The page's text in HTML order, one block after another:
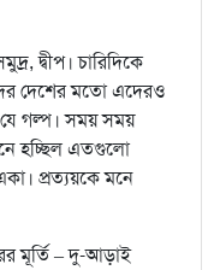
দ্বীপ। চারিদিকে
দেশের মতো এদেরও
গল্প। সময় সময়
হচ্ছিল এতগুলো
প্রত্যয়কে মনে
মূর্তি – দু-আড়াই